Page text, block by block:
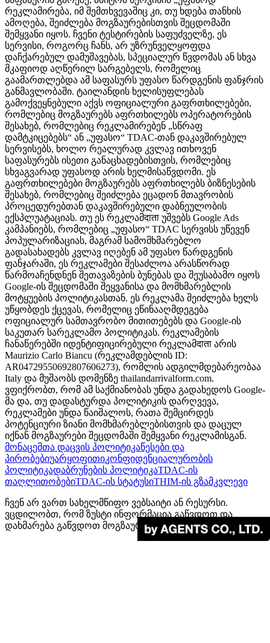
რეკლამირება, იმ შემთხვევაშიც კი, თუ ხდება თანხის
ამოღება, შეიძლება მოგზაურებისთვის შეცდომაში
შემყვანი იყოს. ჩვენი ტესტირების საფუძველზე, ეს
სერვისი, როგორც ჩანს, არ უზრუნველყოფდა
დაჩქარებულ დამუშავებას, სპეციალურ წვდომას ან სხვა
მკაფიოდ აღწერილ სარგებელს, რომელიც
გაამართლებდა ამ საფასურს უფასო წარდგენის ფანჯრის
განმავლობაში. ტაილანდის ხელისუფლებას
გამოქვეყნებული აქვს ოფიციალური გაფრთხილებები,
რომლებიც მოგზაურებს აფრთხილებს ოპერატორების
შესახებ, რომლებიც რეკლამირებენ „სწრაფ
დამტკიცებებს“ ან „უფასო“ TDAC-თან დაკავშირებულ
სერვისებს, ხოლო რეალურად კვლავ ითხოვენ
საფასურებს ისეთი განაცხადებისთვის, რომლებიც
სხვაგვარად უფასოდ არის ხელმისაწვდომი. ეს
გაფრთხილებები მოგზაურებს აფრთხილებს ბიზნესების
შესახებ, რომლებიც შეიძლება ეცადონ მთავრობის
პროცედურებთან დაკავშირებული დაბნეულობის
ექსპლუატაციას. თუ ეს რეკლამदाता უშვებს Google Ads
კამპანიებს, რომლებიც „უფასო“ TDAC სერვისს უწევენ
პოპულარიზაციას, მაგრამ სამომხმარებლო
გადასახადებს კვლავ იღებენ ამ უფასო წარდგენის
ფანჯარაში, ეს რეკლამები შესაძლოა არასწორად
წარმოაჩენდნენ შეთავაზების ბუნებას და შეუსაბამო იყოს
Google-ის შეცდომაში შეყვანისა და მომხმარებლის
მოტყუების პოლიტიკასთან. ეს რეკლამა შეიძლება ხელს
უწყობდეს ქცევას, რომელიც ეწინააღმდეგება
ოფიციალურ სამთავრობო მითითებებს და Google-ის
საკუთარ სარეკლამო პოლიტიკას. რეკლამების
ჩანაწერებში იდენტიფიცირებული რეკლამदाता არის
Maurizio Carlo Biancu (რეკლამდებლის ID:
AR04729550692807606273), რომლის ადგილმდებარეობაა
Italy და მუშაობს დომენზე thailandarrivalform.com.
ვფიქრობთ, რომ ამ საქმიანობას უნდა გადახედოს Google-
მა და, თუ დადასტურდა პოლიტიკის დარღვევა,
რეკლამები უნდა წაიშალოს, რათა შემცირდეს
პოტენციური ზიანი მომხმარებლებისთვის და დაცულ
იქნან მოგზაურები შეცდომაში შემყვანი რეკლამისგან.
მონაცემთა დაცვის პოლიტიკაწესები და
პირობებიუარყოფითიკონფიდენციალურობის
პოლიტიკადაბრუნების პოლიტიკაTDAC-ის
თაღლითობებიTDAC-ის სტატუსიTHIM-ის გზამკვლევი
ჩვენ არ ვართ სახელმწიფო ვებსაიტი ან რესურსი.
ვცდილობთ, რომ ზუსტი ინფორმაცია გაწვდოთ და
დახმარება გაწვდოთ მოგზაურებს.